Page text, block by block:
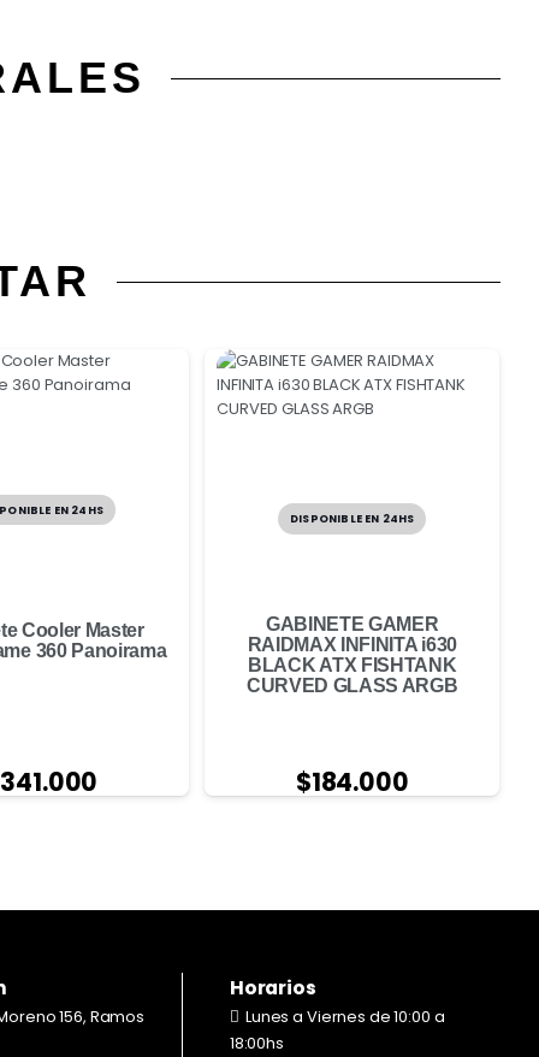
EN 24HS
Cooler Master
360 Panoirama
341.000
DISPONIBLE EN 24HS
GABINETE GAMER
RAIDMAX INFINITA i630
BLACK ATX FISHTANK
CURVED GLASS ARGB
$184.000
156, Ramos
Horarios
Lunes a Viernes de 10:00 a
18:00hs